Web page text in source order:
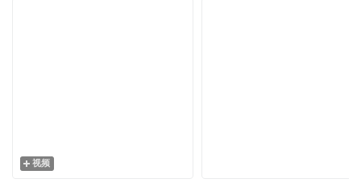
视频